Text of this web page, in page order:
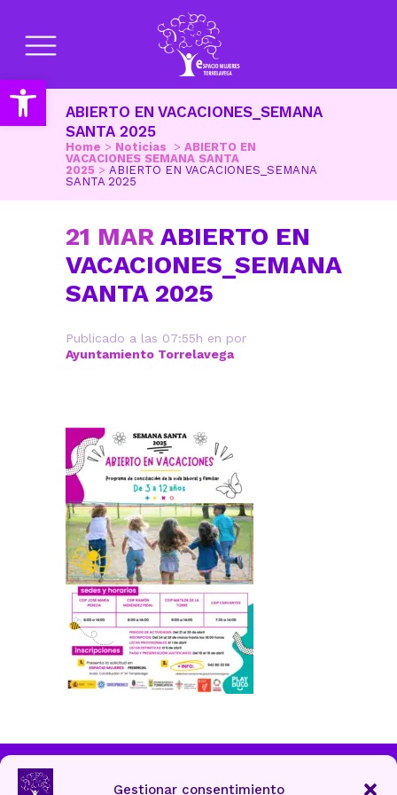
Abrir barra de herramientas
Gestionar consentimiento
ABIERTO EN VACACIONES_SEMANA
SANTA 2025
Home > Noticias > ABIERTO EN
VACACIONES SEMANA SANTA
2025 > ABIERTO EN VACACIONES_SEMANA
SANTA 2025
21 MAR ABIERTO EN
VACACIONES_SEMANA
SANTA 2025
Publicado a las 07:55h en por
Ayuntamiento Torrelavega
Ayuntamiento de Torrelavega